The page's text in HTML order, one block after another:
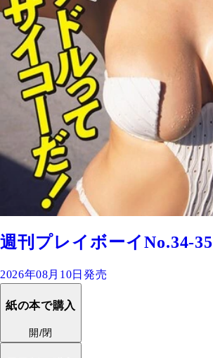
週刊プレイボーイNo.34-35
2026年08月10日発売
紙の本で購入
開/閉